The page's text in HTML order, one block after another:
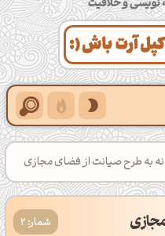
نه به طرح صیانت از فضای مجازی
شمار: 2